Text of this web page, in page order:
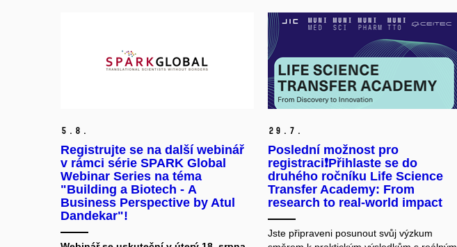
5. 8.
Registrujte se na další webinář
v rámci série SPARK Global
Webinar Series na téma
"Building a Biotech - A
Business Perspective by Atul
Dandekar"!
29. 7.
Poslední možnost pro
registraci❗Přihlaste se do
druhého ročníku Life Science
Transfer Academy: From
research to real-world impact
Jste připraveni posunout svůj výzkum